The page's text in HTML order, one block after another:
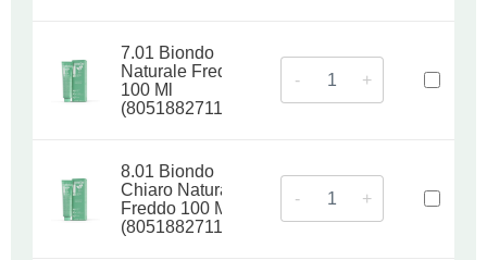
7.01 Biondo
Naturale Freddo
100 Ml
(8051882711272)
- +
8.01 Biondo
Chiaro Naturale
Freddo 100 Ml
(8051882711289)
- +